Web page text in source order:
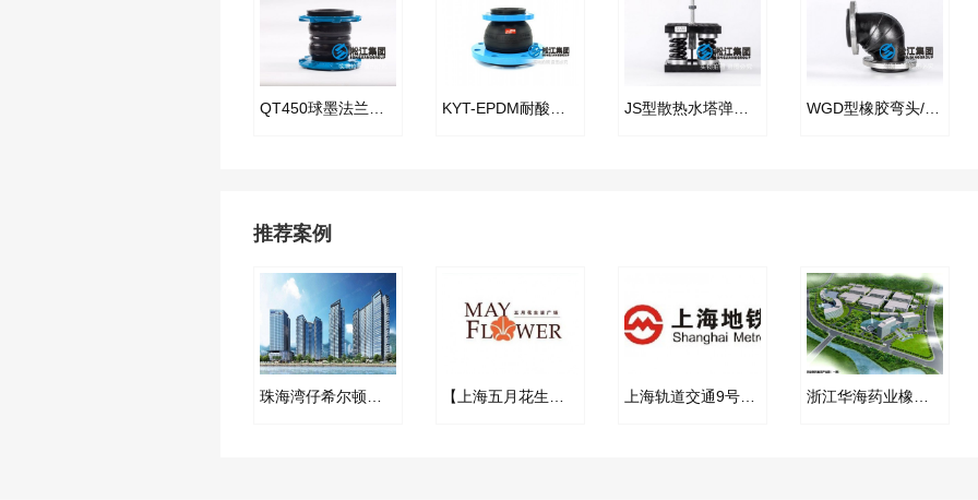
JS型散热水塔弹簧减振器 WGD型橡胶弯头/90度橡胶管接头
推荐案例
珠海湾仔希尔顿酒店不锈钢波纹补偿器合同案例 【上海五月花生活广场项目】弹簧减振器合同 上海轨道交通9号线三标段工程吊式弹簧减震器合同项目 浙江华海药业橡胶软连接合同案例